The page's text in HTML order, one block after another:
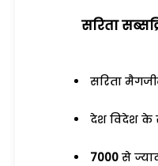
सरिता
सरिता
देश विदेश के
7000 से